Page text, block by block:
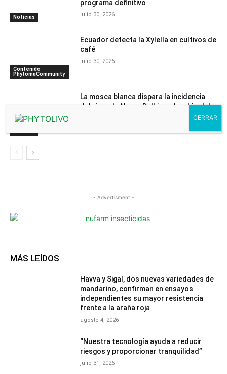
Noticias
programa definitivo
julio 30, 2026
Contenido
PhytomaCommunity
Ecuador detecta la Xylella en cultivos de
café
julio 30, 2026
La mosca blanca dispara la incidencia
del virus de Nueva Delhi en el melón del
- Advertisment -
MÁS LEÍDOS
Havva y Sigal, dos nuevas variedades de
mandarino, confirman en ensayos
independientes su mayor resistencia
frente a la araña roja
agosto 4, 2026
“Nuestra tecnología ayuda a reducir
riesgos y proporcionar tranquilidad”
julio 31, 2026